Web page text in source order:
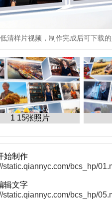
清样片视频，制作完成后可下载
1 15张照片
始制作
static.qiannyc.com/bcs_hp/
辑文字
static.qiannyc.com/bcs_hp/